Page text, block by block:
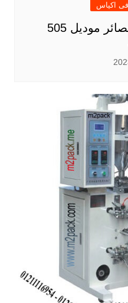
ماكينات تعبه وتغليف عصائر موديل 505